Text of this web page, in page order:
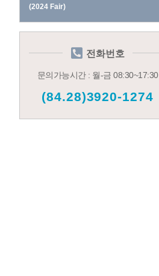
(2024 Fair)
전화번호
문의가능시간 : 월-금 08:30~17:30
(84.28)3920-1274